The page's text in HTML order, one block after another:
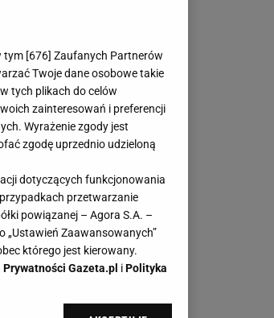
tym [676] Zaufanych Partnerów
Twoje dane osobowe takie
tych plikach do celów
zainteresowań i preferencji
Wyrażenie zgody jest
zgodę uprzednio udzieloną
dotyczących funkcjonowania
przetwarzanie
powiązanej – Agora S.A. –
„Ustawień Zaawansowanych”
którego jest kierowany.
Gazeta.pl iPolityka